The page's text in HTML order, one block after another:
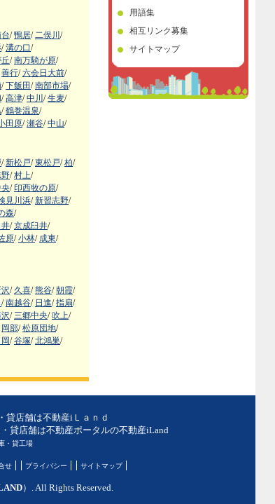
/ 鴨居/ 二俣川 /
/ 溝の口/
/ 南万騎が原/
善行/ 六会日大前/
/ 下飯田/ 南部市場/
/ 高津/ 中川 / 生麦/
/ 鶴巻温泉/
田原/ 瀬谷/ 中山/
/ 新松戸/ 東松戸/ 柏/
/ 村上/
/ 印西牧の原/
見川浜/ 新習志野/
森/
/ 京成臼井/
原/ 小林/ 成東/
/ 久喜/ 熊谷/ 朝霞/
/ 南越谷/ 日進/ 指扇/
/ 三郷中央/ 吹上/
岡部/ 松原団地/
/ 谷塚/ 北鴻巣/
用語集
相互リンク募集
サイトマップ
貸店舗は不動産iＬａｎｄ
貸店舗は不動産ポータルの不動産iLand
・貸工場
せ プライバシー サイトマップ
）. All Rights Reserved.